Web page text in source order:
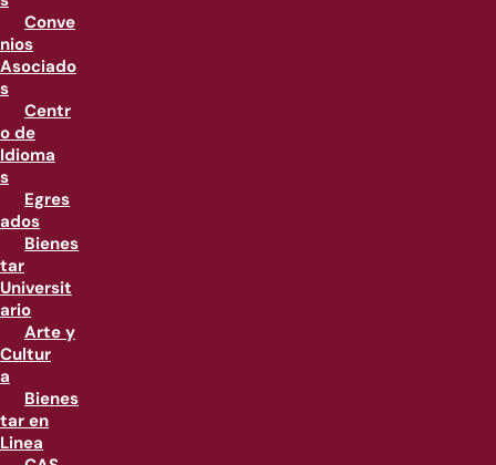
Conve
nios
Asociado
s
Centr
o de
Idioma
s
Egres
ados
Bienes
tar
Universit
ario
Arte y
Cultur
a
Bienes
tar en
Linea